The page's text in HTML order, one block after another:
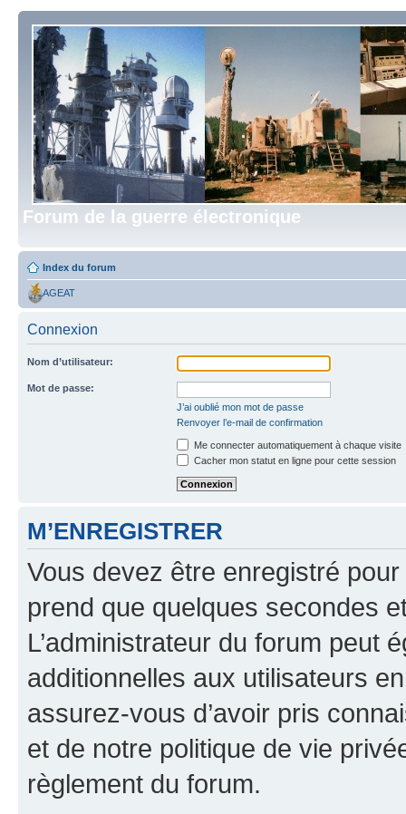
Forum de la guerre électronique
Index du forum
AGEAT
Connexion
Nom d’utilisateur:
Mot de passe:
J’ai oublié mon mot de passe
Renvoyer l’e-mail de confirmation
Me connecter automatiquement à chaque visite
Cacher mon statut en ligne pour cette session
M’ENREGISTRER
Vous devez être enregistré
prend que quelques secondes
L’administrateur du forum peut
additionnelles aux utilisateurs
assurez-vous d’avoir pris
et de notre politique de vie
règlement du forum.